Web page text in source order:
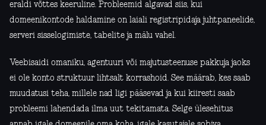
eraldi võttes keeruline. Probleemid algavad siis, kui
domeenikontode haldamine on laiali registripidaja juhtpaneelide,
serveri sisselogimiste, tabelite ja mälu vahel.
Veebisaidi omaniku, agentuuri või majutusteenuse pakkuja jaoks
ei ole konto struktuur lihtsalt korrashoid. See määrab, kes saab
muudatusi teha, millele nad ligi pääsevad ja kui kiiresti saab
probleemi lahendada ilma uut tekitamata. Selge ülesehitus